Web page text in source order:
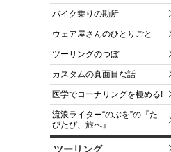
バイク乗りの勘所
ウェア屋さんのひとりごと
ツーリングのつぼ
カスタムの真面目な話
医学でコーナリングを極める!
流浪ライター“のぶを”の『た
びたび、旅へ』
ツーリング